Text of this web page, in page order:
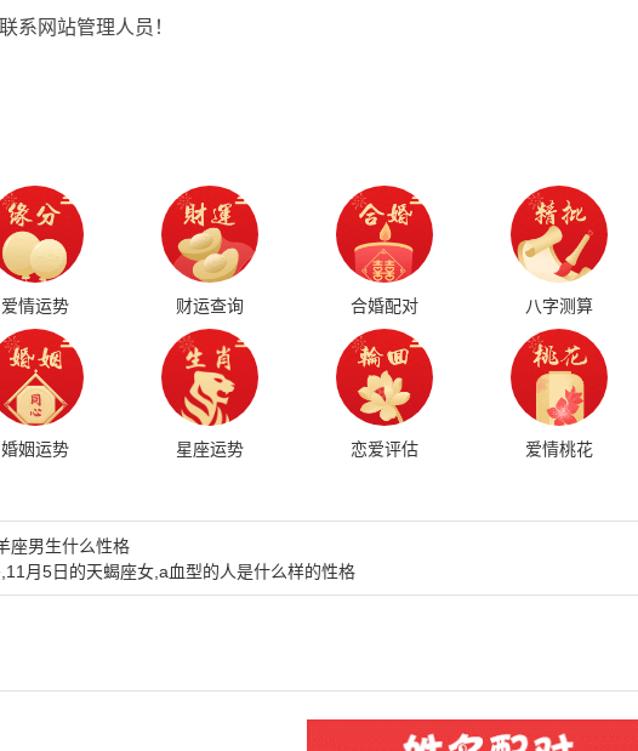
系网站管理人员！
爱情运势 财运查询 合婚配对 八字测算
婚姻运势 星座运势 恋爱评估 爱情桃花
座男生什么性格
月5日的天蝎座女,a血型的人是什么样的性格